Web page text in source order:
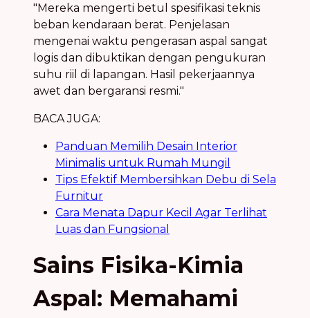
"Mereka mengerti betul spesifikasi teknis
beban kendaraan berat. Penjelasan
mengenai waktu pengerasan aspal sangat
logis dan dibuktikan dengan pengukuran
suhu riil di lapangan. Hasil pekerjaannya
awet dan bergaransi resmi."
BACA JUGA:
Panduan Memilih Desain Interior
Minimalis untuk Rumah Mungil
Tips Efektif Membersihkan Debu di Sela
Furnitur
Cara Menata Dapur Kecil Agar Terlihat
Luas dan Fungsional
Sains Fisika-Kimia
Aspal: Memahami